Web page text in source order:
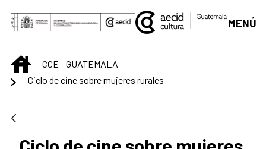
Saltar al contenido principal
MENÚ
INICIOCCE - GUATEMALA
Ciclo de cine sobre mujeres rurales